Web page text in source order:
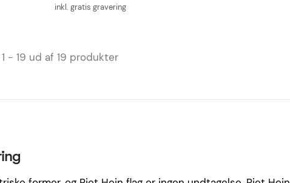
inkl. gratis gravering
- 19 ud af 19 produkter